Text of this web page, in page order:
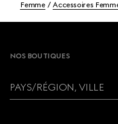
Femme Accessoires
NOS BOUTIQUES
PAYS/RÉGION, VILLE